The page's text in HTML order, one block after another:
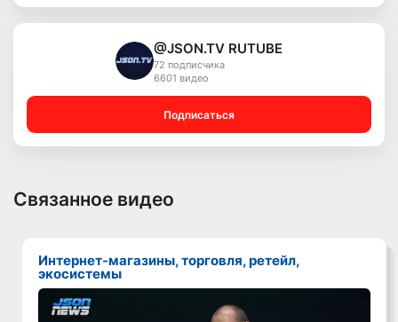
@JSON.TV RUTUBE
72 подписчика
6601 видео
Подписаться
Связанное видео
Интернет-магазины, торговля, ретейл,
экосистемы